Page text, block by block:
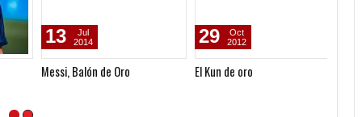
Messi, Balón de Oro
13
Jul
2014
El Kun de oro
29
Oct
2012